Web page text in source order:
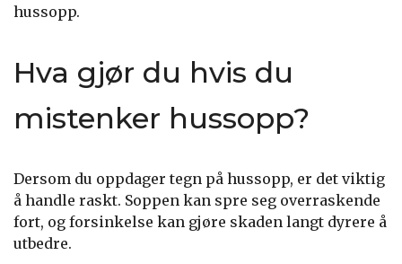
hussopp.
Hva gjør du hvis du
mistenker hussopp?
Dersom du oppdager tegn på hussopp, er det viktig
å handle raskt. Soppen kan spre seg overraskende
fort, og forsinkelse kan gjøre skaden langt dyrere å
utbedre.